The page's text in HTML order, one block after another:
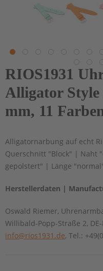
RIOS1931
Alligator
mm, 11
Alligatornarbung auf echt
Querschnitt "Block" | Naht
gepolstert" | Länge
Herstellerdaten |
Oswald Riemer,
Willibald-Popp-Straße 2,
info@rios1931.de, Tel.: